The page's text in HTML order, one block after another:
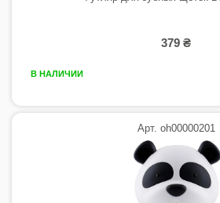
379 ₴
В НАЛИЧИИ
Арт. oh00000201